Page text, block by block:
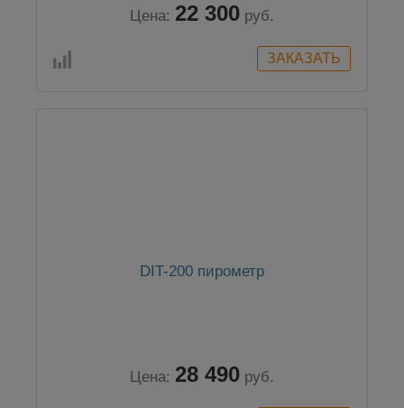
Цена: 22 300 руб.
DIT-200 пирометр
Цена: 28 490 руб.